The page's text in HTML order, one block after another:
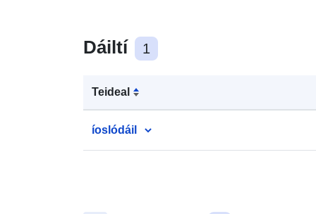
Dáiltí 1
Teideal
íoslódáil